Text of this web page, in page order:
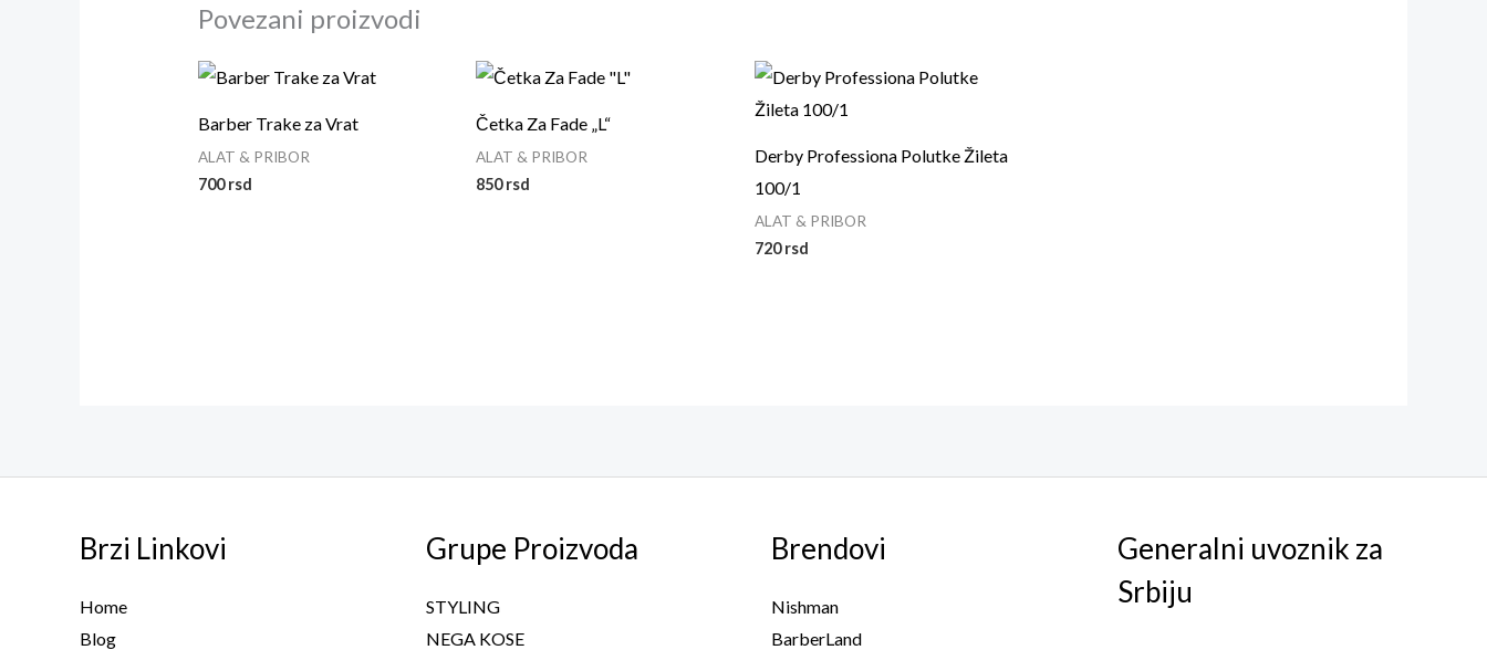
Povezani proizvodi
Barber Trake za Vrat
ALAT & PRIBOR
700rsd
Četka Za Fade „L“
ALAT & PRIBOR
850rsd
Derby Professiona Polutke Žileta
100/1
ALAT & PRIBOR
720rsd
Brzi Linkovi
Home
Blog
Grupe Proizvoda
STYLING
NEGA KOSE
Brendovi
Nishman
BarberLand
Generalni uvoznik za
Srbiju